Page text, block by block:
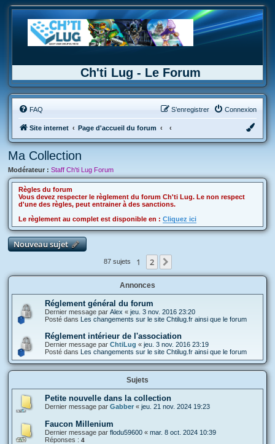
Ch'ti Lug - Le Forum
FAQ Connexion
S’enregistrer
Site internet Page d'accueil du forum
Ma Collection
Modérateur : Staff Ch'ti Lug Forum
Règles du forum
Vous devez respecter le règlement du forum Ch'ti Lug. Le non respect
d'une des règles, peut entrainer à des sanctions.
Le règlement au complet est disponible en : Cliquez ici
Nouveau sujet
87 sujets 1 2
Annonces
Réglement général du forum
Dernier message par Alex « jeu. 3 nov. 2016 23:20
Posté dans Les changements sur le site Chtilug.fr ainsi que le forum
Réglement intérieur de l'association
Dernier message par ChtiLug « jeu. 3 nov. 2016 23:19
Posté dans Les changements sur le site Chtilug.fr ainsi que le forum
Sujets
Petite nouvelle dans la collection
Dernier message par Gabber « jeu. 21 nov. 2024 19:23
Faucon Millenium
Dernier message par flodu59600 « mar. 8 oct. 2024 10:39
Réponses : 4